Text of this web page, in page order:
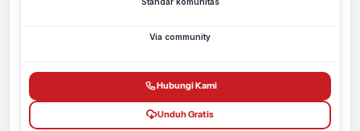
Via community
Hubungi Kami
Unduh Gratis